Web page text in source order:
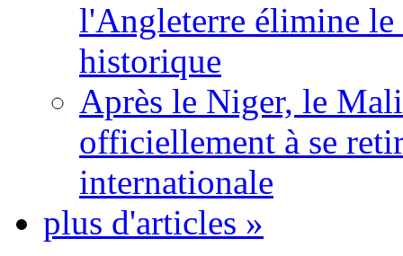
l'Angleterre élimine
historique
Après le Niger, le
officiellement à se
internationale
plus d'articles »